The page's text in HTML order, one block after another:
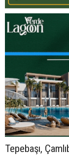
Tepebaşı,